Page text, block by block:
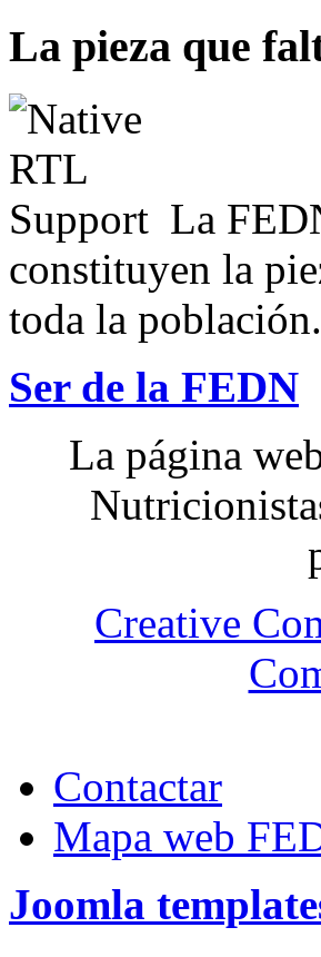
La pieza que
La
constituyen la
toda la
Ser de la FEDN
La página
Creative
Contactar
Mapa web
Joomla